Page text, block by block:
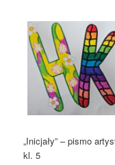
„Inicjały” – pismo
kl. 5